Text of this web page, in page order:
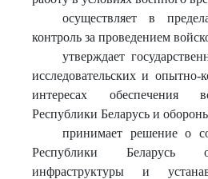
осуществляет в
контроль за проведением
утверждает
исследовательских и опытно-
интересах обеспечения
Республики Беларусь и
принимает решение о
Республики Беларусь
инфраструктуры и